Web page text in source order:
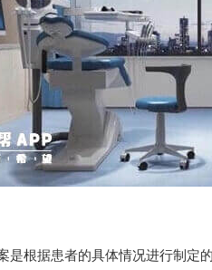
是根据患者的具体情况进行制定